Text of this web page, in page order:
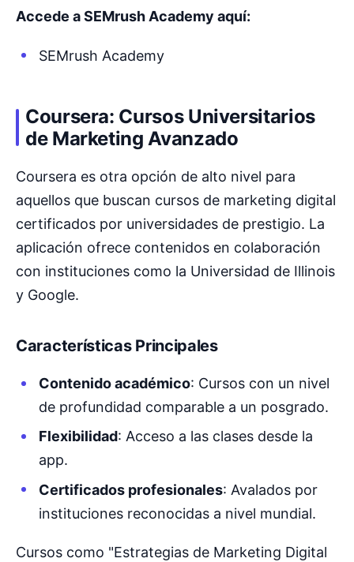
Accede a SEMrush Academy aquí:
SEMrush Academy
Coursera: Cursos Universitarios
de Marketing Avanzado
Coursera es otra opción de alto nivel para
aquellos que buscan cursos de marketing digital
certificados por universidades de prestigio. La
aplicación ofrece contenidos en colaboración
con instituciones como la Universidad de Illinois
y Google.
Características Principales
Contenido académico: Cursos con un nivel
de profundidad comparable a un posgrado.
Flexibilidad: Acceso a las clases desde la
app.
Certificados profesionales: Avalados por
instituciones reconocidas a nivel mundial.
Cursos como "Estrategias de Marketing Digital